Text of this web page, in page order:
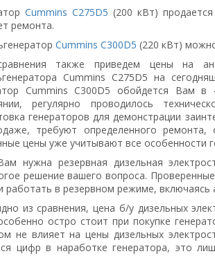
Cummins C275D5 (200 кВт)
ремонта.
Cummins C300D5 (220 кВт)
также приведем цены на
Cummins C275D5 на
Cummins C300D5 обойдется Вам
регулярно проводилось
генераторов для демонстрации
требуют определенного
цены уже учитывают все особенности
нужна резервная дизельная
решение вашего вопроса.
работать в резервном режиме,
из сравнения, цена б/у дизельных
остро стоит при покупке
не влияет на цены дизельных
цифр в наработке генератора, это